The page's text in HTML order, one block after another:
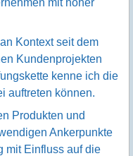
Kontext seit dem
Kundenprojekten
kenne ich die
auftreten können.
Produkten und
Ankerpunkte
mit Einfluss auf die